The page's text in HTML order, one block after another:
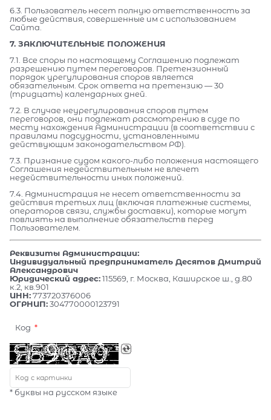
6.3. Пользователь несет полную ответственность за
любые действия, совершенные им с использованием
Сайта.
7. ЗАКЛЮЧИТЕЛЬНЫЕ ПОЛОЖЕНИЯ
7.1. Все споры по настоящему Соглашению подлежат
разрешению путем переговоров. Претензионный
порядок урегулирования споров является
обязательным. Срок ответа на претензию — 30
(тридцать) календарных дней.
7.2. В случае неурегулирования споров путем
переговоров, они подлежат рассмотрению в суде по
месту нахождения Администрации (в соответствии с
правилами подсудности, установленными
действующим законодательством РФ).
7.3. Признание судом какого-либо положения настоящего
Соглашения недействительным не влечет
недействительности иных положений.
7.4. Администрация не несет ответственности за
действия третьих лиц (включая платежные системы,
операторов связи, службы доставки), которые могут
повлиять на выполнение обязательств перед
Пользователем.
Реквизиты Администрации:
Индивидуальный предприниматель Десятов Дмитрий
Александрович
Юридический адрес:115569, г. Москва, Каширское ш., д.80
к.2, кв.901
ИНН:773720376006
ОГРНИП:304770000123791
Код
* буквы на русском языке